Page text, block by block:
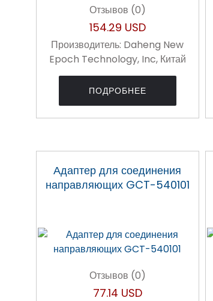
Отзывов (0)
154.29 USD
Производитель: Daheng New
Epoch Technology, Inc, Китай
ПОДРОБНЕЕ
Адаптер для соединения
направляющих GCT-540101
Отзывов (0)
77.14 USD